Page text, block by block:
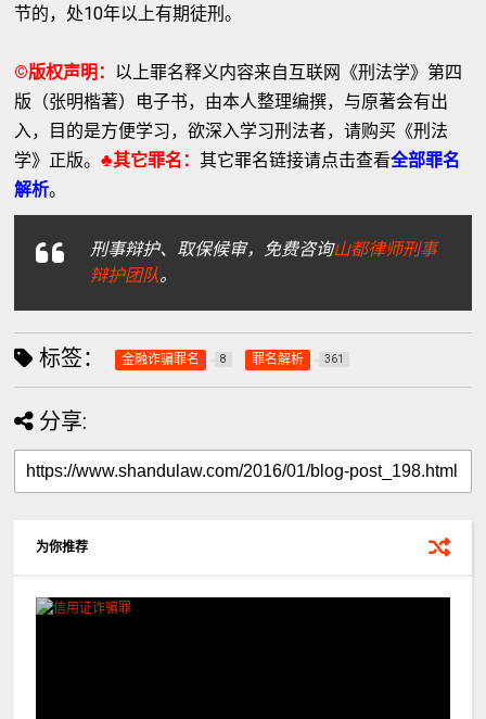
节的，处10年以上有期徒刑。
©版权声明： 以上罪名释义内容来自互联网《刑法学》第四
版（张明楷著）电子书，由本人整理编撰，与原著会有出
入，目的是方便学习，欲深入学习刑法者，请购买《刑法
学》正版。♣其它罪名：其它罪名链接请点击查看全部罪名
解析。
刑事辩护、取保候审，免费咨询山都律师刑事
辩护团队。
标签： 金融诈骗罪名 8 罪名解析 361
分享:
为你推荐